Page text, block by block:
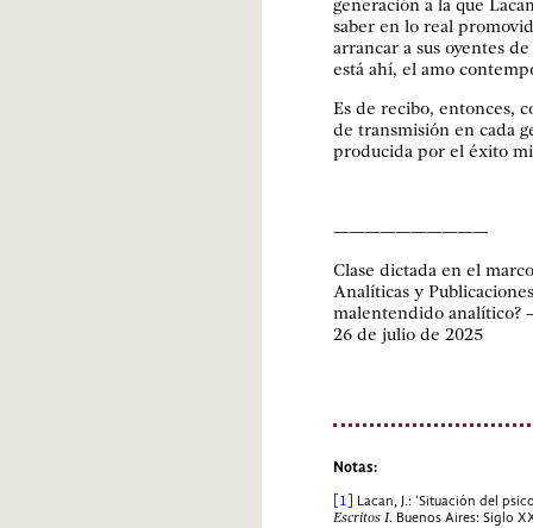
generación a la que
saber en lo real
arrancar a sus oyentes
está ahí, el amo
Es de recibo, entonces,
de transmisión en cada
producida por el éxito
——————————
Clase dictada en el
Analíticas y
malentendido analítico?
26 de julio de 2025
Notas:
[1]
Lacan, J.: ‘Situación del
Escritos I. Buenos Aires: Siglo